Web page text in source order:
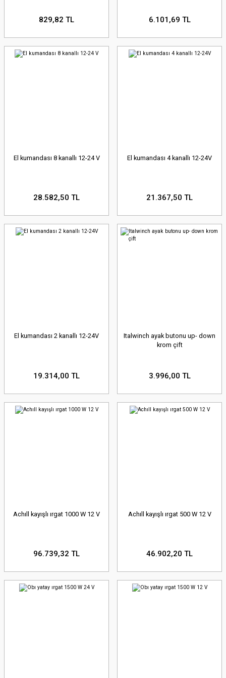
829,82 TL 6.101,69 TL
El kumandası 8 kanallı 12-24 V
28.582,50 TL
El kumandası 4 kanallı 12-24V
21.367,50 TL
El kumandası 2 kanallı 12-24V
19.314,00 TL
Italwinch ayak butonu up- down
krom çift
3.996,00 TL
Achıll kayışlı ırgat 1000 W 12 V
96.739,32 TL
Achıll kayışlı ırgat 500 W 12 V
46.902,20 TL